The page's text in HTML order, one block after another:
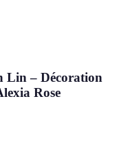
Lin – Décoration
Rose